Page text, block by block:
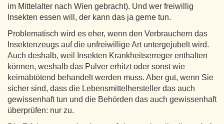
im Mittelalter nach Wien gebracht). Und wer freiwillig
Insekten essen will, der kann das ja gerne tun.
Problematisch wird es eher, wenn den Verbrauchern das
Insektenzeugs auf die unfreiwillige Art untergejubelt wird.
Auch deshalb, weil Insekten Krankheitserreger enthalten
können, weshalb das Pulver erhitzt oder sonst wie
keimabtötend behandelt werden muss. Aber gut, wenn Sie
sicher sind, dass die Lebensmittelhersteller das auch
gewissenhaft tun und die Behörden das auch gewissenhaft
überprüfen: nur zu.